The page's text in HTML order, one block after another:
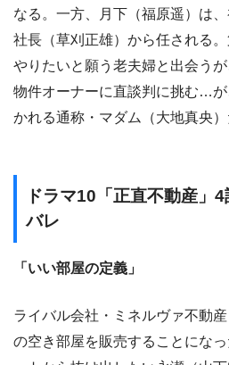
なる。一方、月下（福原遥）は
社長（草刈正雄）から任される
やりたいと願う老夫婦と出会う
物件オーナーに直談判に挑む…
かれる通称・マダム（大地真央）
ドラマ10「正直不動産」
バレ
「いい部屋の定義」
ライバル会社・ミネルヴァ不動
の空き部屋を販売することにな